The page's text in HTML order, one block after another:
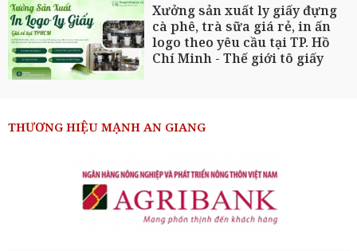
Xưởng sản xuất ly giấy đựng
cà phê, trà sữa giá rẻ, in ấn
logo theo yêu cầu tại TP. Hồ
Chí Minh - Thế giới tô giấy
THƯƠNG HIỆU MẠNH AN GIANG